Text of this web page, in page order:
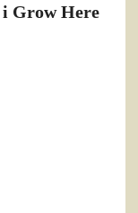
Grow Here